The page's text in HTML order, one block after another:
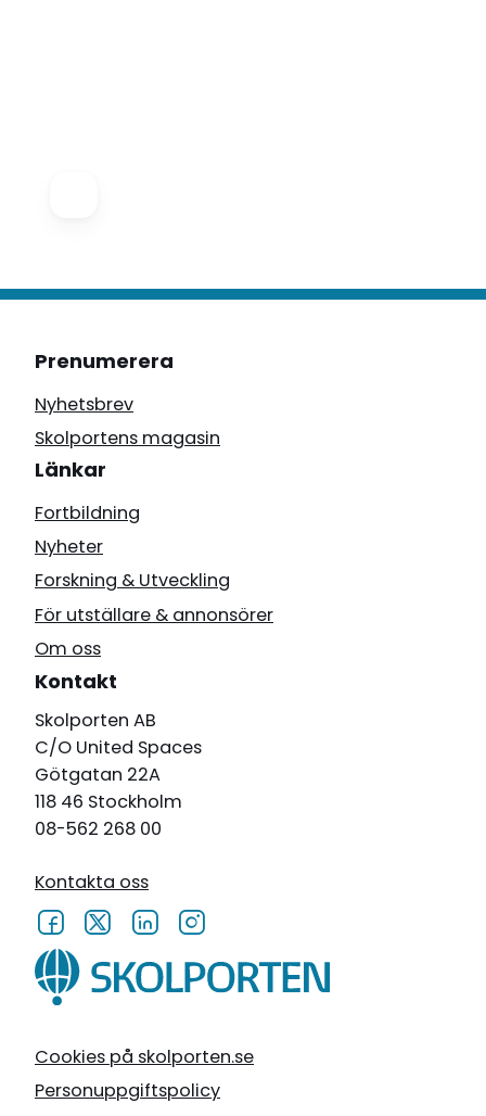
Cookies på skolporten.se
Personuppgiftspolicy
Prenumerera
Nyhetsbrev
Skolportens magasin
Länkar
Fortbildning
Nyheter
Forskning & Utveckling
För utställare & annonsörer
Om oss
Kontakt
Skolporten AB
C/O United Spaces
Götgatan 22A
118 46 Stockholm
08-562 268 00
Kontakta oss